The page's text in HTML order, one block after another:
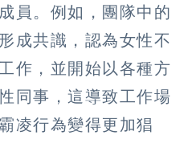
員。例如，團隊中的
成共識，認為女性不
作，並開始以各種方
同事，這導致工作場
凌行為變得更加猖